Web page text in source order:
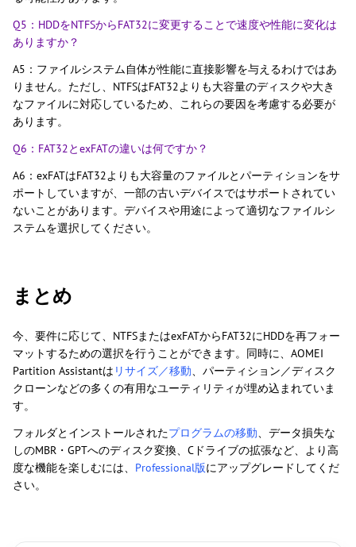
Q5：HDDをNTFSからFAT32に変更することで速度や性能に変化は
ありますか？
A5：ファイルシステム自体が性能に直接影響を与えるわけではあ
りません。ただし、NTFSはFAT32よりも大容量のディスクや大き
なファイルに対応しているため、これらの要因を考慮する必要が
あります。
Q6：FAT32とexFATの違いは何ですか？
A6：exFATはFAT32よりも大容量のファイルとパーティションをサ
ポートしていますが、一部の古いデバイスではサポートされてい
ないことがあります。デバイスや用途によって適切なファイルシ
ステムを選択してください。
まとめ
今、要件に応じて、NTFSまたはexFATからFAT32にHDDを再フォー
マットするための選択を行うことができます。同時に、AOMEI
Partition Assistantは リサイズ／移動、パーティション／ディスク
クローンなどの多くの有用なユーティリティが埋め込まれていま
す。
フォルダとインストールされたプログラムの移動、データ損失な
しのMBR・GPTへのディスク変換、Cドライブの拡張など、より高
度な機能を楽しむには、 Professional版にアップグレードしてくだ
さい。